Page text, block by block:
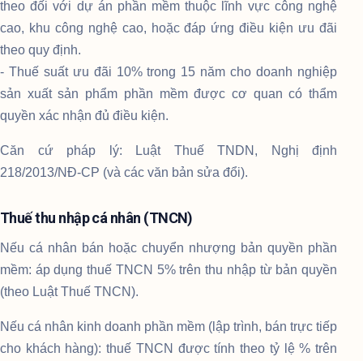
theo đối với dự án phần mềm thuộc lĩnh vực công nghệ
cao, khu công nghệ cao, hoặc đáp ứng điều kiện ưu đãi
theo quy định.
- Thuế suất ưu đãi 10% trong 15 năm cho doanh nghiệp
sản xuất sản phẩm phần mềm được cơ quan có thẩm
quyền xác nhận đủ điều kiện.
Căn cứ pháp lý: Luật Thuế TNDN, Nghị định
218/2013/NĐ-CP (và các văn bản sửa đổi).
Thuế thu nhập cá nhân (TNCN)
Nếu cá nhân bán hoặc chuyển nhượng bản quyền phần
mềm: áp dụng thuế TNCN 5% trên thu nhập từ bản quyền
(theo Luật Thuế TNCN).
Nếu cá nhân kinh doanh phần mềm (lập trình, bán trực tiếp
cho khách hàng): thuế TNCN được tính theo tỷ lệ % trên